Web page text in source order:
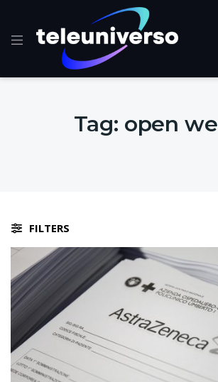
Tag: open
FILTERS